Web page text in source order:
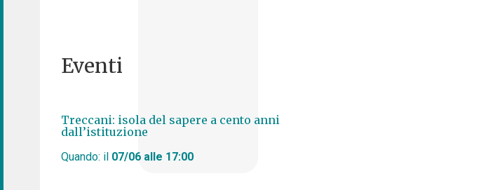
Eventi
Treccani: isola del sapere a cento anni
dall’istituzione
Quando: il 07/06 alle 17:00